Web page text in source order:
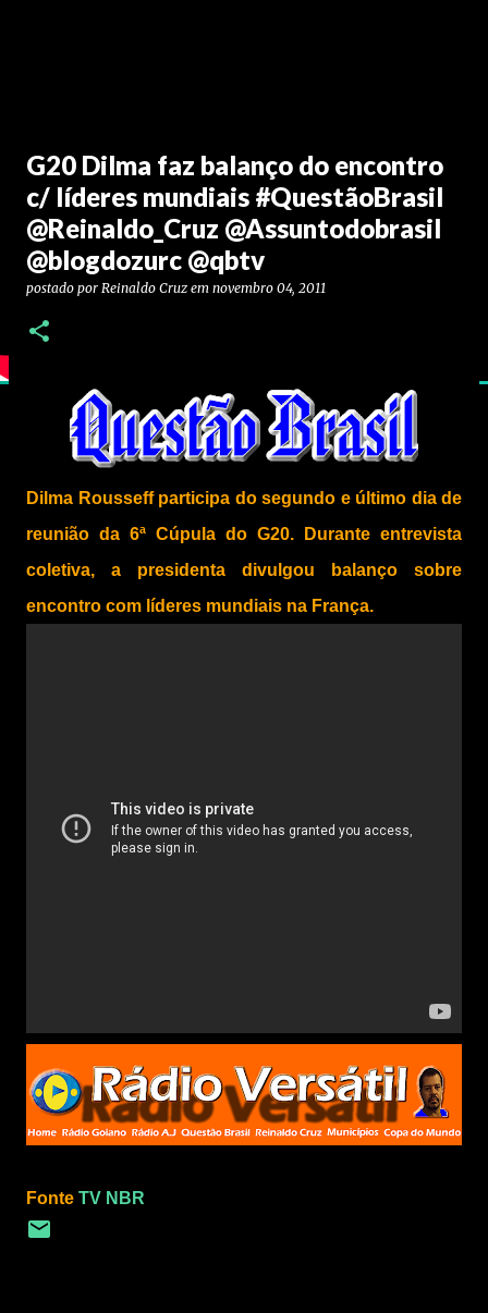
G20 Dilma faz balanço do encontro
c/ líderes mundiais #QuestãoBrasil
@Reinaldo_Cruz @Assuntodobrasil
@blogdozurc @qbtv
postado por Reinaldo Cruz em novembro 04, 2011
Dilma Rousseff participa do segundo e último dia de
reunião da 6ª Cúpula do G20. Durante entrevista
coletiva, a presidenta divulgou balanço sobre
encontro com líderes mundiais na França.
Fonte TV NBR